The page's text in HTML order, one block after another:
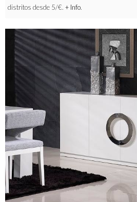
distritos desde 5/€. + Info.